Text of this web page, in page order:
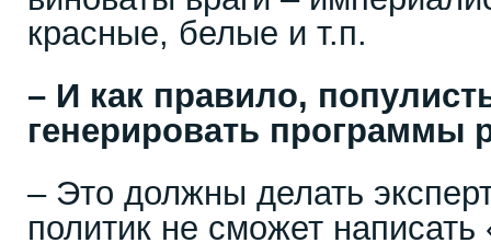
красные, белые и т.п.
– И как правило,
генерировать программы
– Это должны делать
политик не сможет